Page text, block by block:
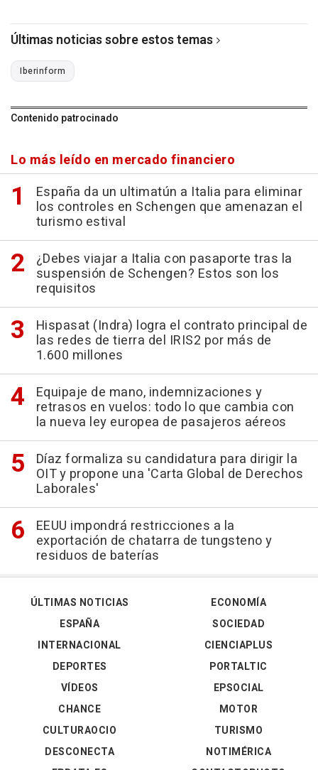
Últimas noticias sobre estos temas
Iberinform
Contenido patrocinado
Lo más leído en mercado financiero
España da un ultimatún a Italia para eliminar
los controles en Schengen que amenazan el
turismo estival
¿Debes viajar a Italia con pasaporte tras la
suspensión de Schengen? Estos son los
requisitos
Hispasat (Indra) logra el contrato principal de
las redes de tierra del IRIS2 por más de
1.600 millones
Equipaje de mano, indemnizaciones y
retrasos en vuelos: todo lo que cambia con
la nueva ley europea de pasajeros aéreos
Díaz formaliza su candidatura para dirigir la
OIT y propone una 'Carta Global de Derechos
Laborales'
EEUU impondrá restricciones a la
exportación de chatarra de tungsteno y
residuos de baterías
ÚLTIMAS NOTICIAS
ESPAÑA
INTERNACIONAL
DEPORTES
VÍDEOS
ECONOMÍA
SOCIEDAD
CIENCIAPLUS
PORTALTIC
EPSOCIAL
CHANCE
CULTURAOCIO
DESCONECTA
MOTOR
TURISMO
NOTIMÉRICA